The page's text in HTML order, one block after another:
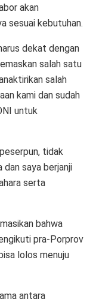
akan
sesuai kebutuhan.
dekat dengan
salah satu
salah
kami dan sudah
untuk
tidak
saya berjanji
serta
bahwa
pra-Porprov
lolos menuju
antara